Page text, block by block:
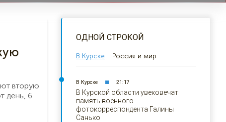
ОДНОЙ СТРОКОЙ
В Курске Россия и мир
В Курске 21:17
В Курской области увековечат
память военного
фотокорреспондента Галины
Санько
вторую
день, 6